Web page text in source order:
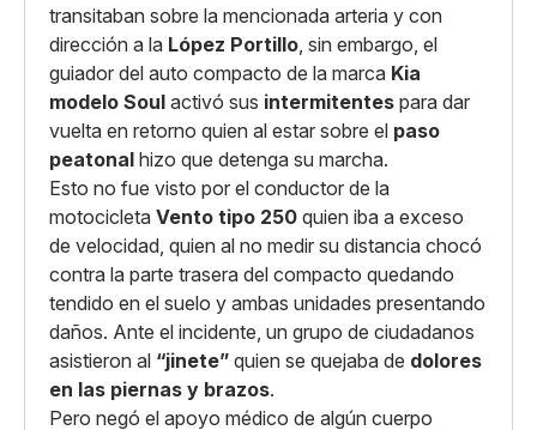
transitaban sobre la mencionada arteria y con
dirección a la López Portillo, sin embargo, el
guiador del auto compacto de la marca Kia
modelo Soul activó sus intermitentes para dar
vuelta en retorno quien al estar sobre el paso
peatonal hizo que detenga su marcha.
Esto no fue visto por el conductor de la
motocicleta Vento tipo 250 quien iba a exceso
de velocidad, quien al no medir su distancia chocó
contra la parte trasera del compacto quedando
tendido en el suelo y ambas unidades presentando
daños. Ante el incidente, un grupo de ciudadanos
asistieron al “jinete” quien se quejaba de dolores
en las piernas y brazos.
Pero negó el apoyo médico de algún cuerpo